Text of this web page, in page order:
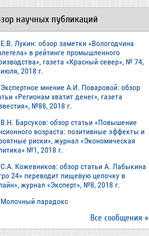
научных публикаций
Е.В. Лукин: обзор заметки «Вологодчина
в рейтинге промышленного
газета «Красный север», № 74,
2018 г.
Экспертное мнение А.И. Поваровой: обзор
«Регионам хватит денег», газета
№88, 2018 г.
В.Н. Барсуков: обзор статьи «Повышение
возраста: позитивные эффекты и
риски», журнал «Экономическая
№1, 2018 г.
С.А. Кожевников: обзор статьи А. Лабыкина
24» переводит пищевую цепочку в
журнал «Эксперт», №8, 2018 г.
Молочный парадокс
Все сообщения »